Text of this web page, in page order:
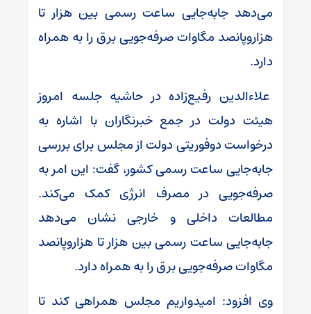
می‌دهد جابه‌جایی ساعت رسمی بین هزار تا
هزاروپانصد مگاوات صرفه‌جویی برق را به همراه
دارد.
علاءالدین رفیع‌زاده در حاشیه جلسه امروز
هیئت دولت در جمع خبرنگاران با اشاره به
درخواست دوفوریتی دولت از مجلس برای بررسی
جابه‌جایی ساعت رسمی کشور، گفت: این امر به
صرفه‌جویی در مصرف انرژی کمک می‌کند.
مطالعات داخلی و خارجی نشان می‌دهد
جابه‌جایی ساعت رسمی بین هزار تا هزاروپانصد
مگاوات صرفه‌جویی برق را به همراه دارد.
وی افزود: امیدواریم مجلس همراهی کند تا